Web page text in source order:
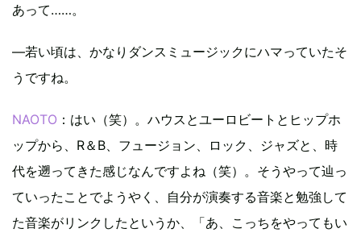
あって……。
—若い頃は、かなりダンスミュージックにハマっていたそ
うですね。
NAOTO ：はい（笑）。ハウスとユーロビートとヒップホ
ップから、R＆B、フュージョン、ロック、ジャズと、時
代を遡ってきた感じなんですよね（笑）。そうやって辿っ
ていったことでようやく、自分が演奏する音楽と勉強して
た音楽がリンクしたというか、「あ、こっちをやってもい